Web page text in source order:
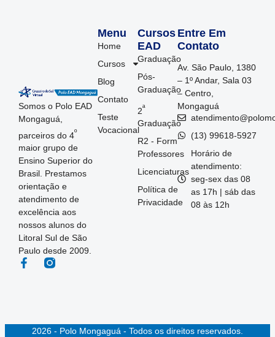
Somos o Polo EAD
Mongaguá,
parceiros do 4º
maior grupo de
Ensino Superior do
Brasil. Prestamos
orientação e
atendimento de
excelência aos
nossos alunos do
Litoral Sul de São
Paulo desde 2009.
Cursos
EAD
Graduação
Pós-
Graduação
2ª
Graduação
R2 - Form
Professores
Licenciaturas
Política de
Privacidade
Menu
Home
Cursos
Blog
Contato
Teste
Vocacional
Entre Em
Contato
Av. São Paulo, 1380
– 1º Andar, Sala 03
– Centro,
Mongaguá
(13) 99618-5927
Horário de
atendimento:
seg-sex das 08
as 17h | sáb das
08 às 12h
2026 - Polo Mongaguá - Todos os direitos reservados.